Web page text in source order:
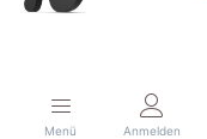
Menü Anmelden